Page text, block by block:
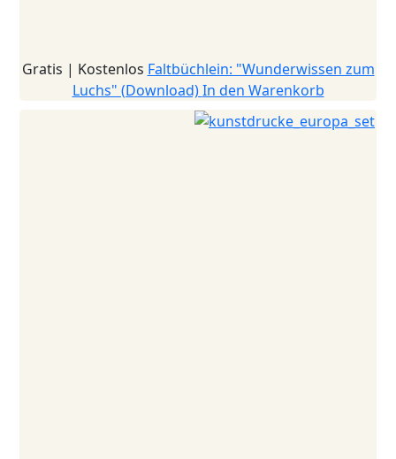
Gratis | Kostenlos Faltbüchlein: "Wunderwissen zum
Luchs" (Download)In den Warenkorb